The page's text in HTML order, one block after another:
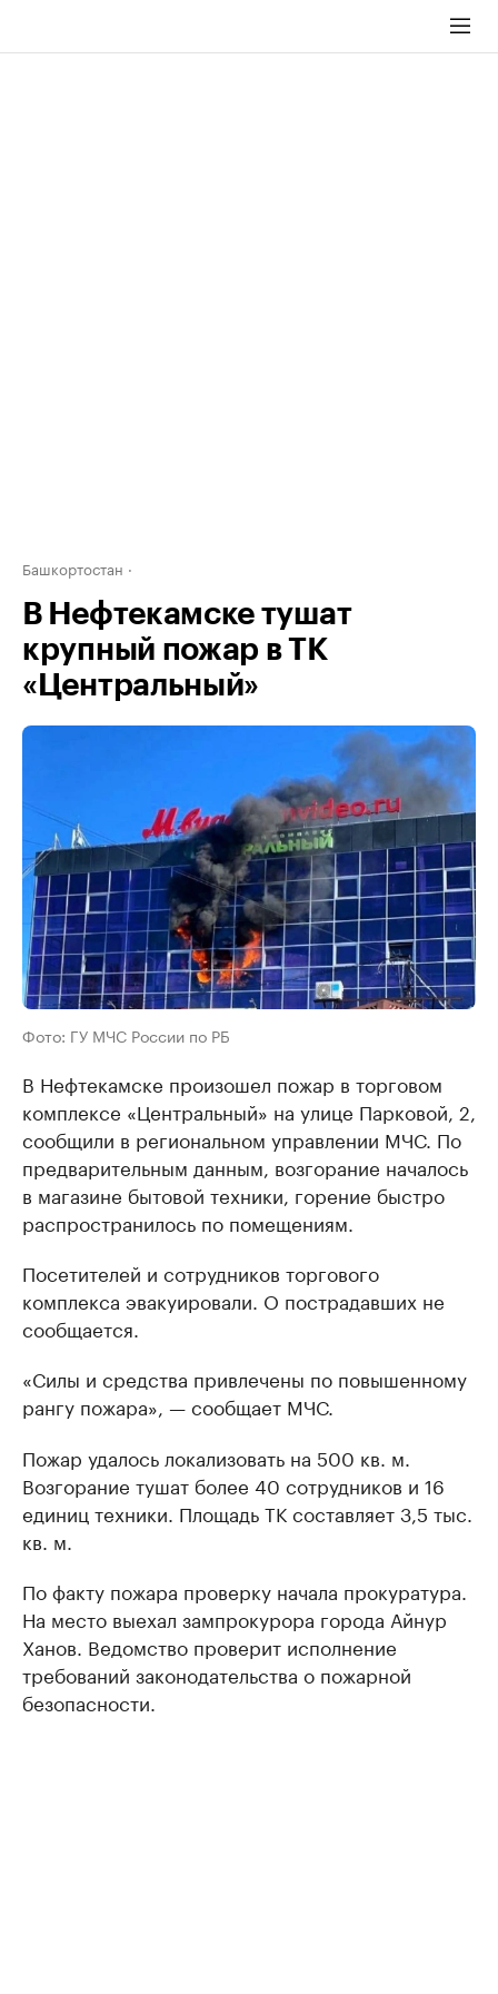
Башкортостан
В Нефтекамске тушат
крупный пожар в ТК
«Центральный»
Фото: ГУ МЧС России по РБ
В Нефтекамске произошел пожар в торговом
комплексе «Центральный» на улице Парковой, 2,
сообщили в региональном управлении МЧС. По
предварительным данным, возгорание началось
в магазине бытовой техники, горение быстро
распространилось по помещениям.
Посетителей и сотрудников торгового
комплекса эвакуировали. О пострадавших не
сообщается.
«Силы и средства привлечены по повышенному
рангу пожара», — сообщает МЧС.
Пожар удалось локализовать на 500 кв. м.
Возгорание тушат более 40 сотрудников и 16
единиц техники. Площадь ТК составляет 3,5 тыс.
кв. м.
По факту пожара проверку начала прокуратура.
На место выехал зампрокурора города Айнур
Ханов. Ведомство проверит исполнение
требований законодательства о пожарной
безопасности.